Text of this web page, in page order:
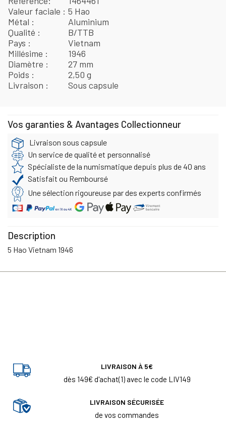
Valeur faciale
5 Hao
Métal
Aluminium
Qualité
B/TTB
Pays
Vietnam
Millésime
1946
Diamètre
27 mm
Poids
2,50 g
Livraison
Sous capsule
Vos garanties & Avantages Collectionneur
Livraison sous capsule
Un service de qualité et personnalisé
Spécialiste de la numismatique depuis plus de 40 ans
Satisfait ou Remboursé
Une sélection rigoureuse par des experts confirmés
Description
5 Hao Vietnam 1946
LIVRAISON À 5€
dès 149€ d'achat(1) avec le code LIV149
LIVRAISON SÉCURISÉE
de vos commandes